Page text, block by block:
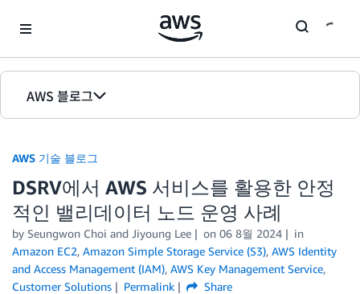
AWS 블로그
홈
에디션
AWS 기술 블로그
DSRV에서 AWS 서비스를 활용한 안정
적인 밸리데이터 노드 운영 사례
by Seungwon Choi and Jiyoung Lee on 06 8월 2024
in
Amazon EC2, Amazon Simple Storage Service (S3), AWS Identity
and Access Management (IAM), AWS Key Management Service,
Customer Solutions
Permalink Share